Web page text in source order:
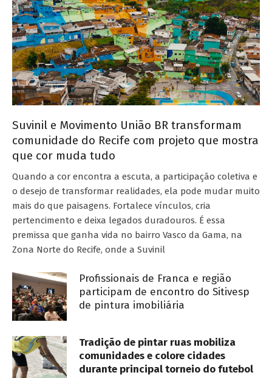
Suvinil e Movimento União BR transformam
comunidade do Recife com projeto que mostra
que cor muda tudo
Quando a cor encontra a escuta, a participação coletiva e
o desejo de transformar realidades, ela pode mudar muito
mais do que paisagens. Fortalece vínculos, cria
pertencimento e deixa legados duradouros. É essa
premissa que ganha vida no bairro Vasco da Gama, na
Zona Norte do Recife, onde a Suvinil
Profissionais de Franca e região
participam de encontro do Sitivesp
de pintura imobiliária
Tradição de pintar ruas mobiliza
comunidades e colore cidades
durante principal torneio do futebol